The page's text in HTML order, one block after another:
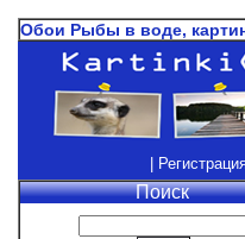
Обои Рыбы в воде,
|
Поиск